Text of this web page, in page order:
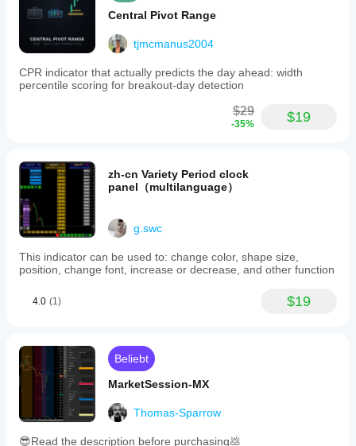
multiple
from
scalping
(M1–
M15)
to
at
least
Period+1
bars
to
compute
and
is
as
a
rather
a
standalone
trading
system.
Indikatorprofil
Central Pivot Range
tjmcmanus2004
CPR indicator that actually predicts the day ahead: width
percentile scoring for breakout-day detection
$29
-35% $19
zh-cn Variety Period clock
panel（multilanguage）
g.swc
This indicator can be used to: change color, shape size,
position, change font, increase or decrease, and other function
4.0 (1) $19
Beliebt
MarketSession-MX
Thomas-Sparrow
😎Read the description before purchasing💩